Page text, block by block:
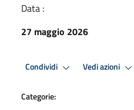
Data :
27 maggio 2026
Condividi Vedi azioni
Categorie: